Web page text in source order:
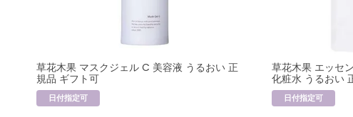
草花木果 マスクジェル C 美容液 うるおい 正
規品 ギフト可
日付指定可
草花木果 エッセ
化粧水 うるおい
日付指定可